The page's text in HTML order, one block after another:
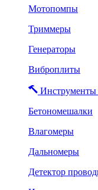
Мотопомпы
Триммеры
Генераторы
Виброплиты
Инструменты
Бетономешалки
Влагомеры
Дальномеры
Детектор